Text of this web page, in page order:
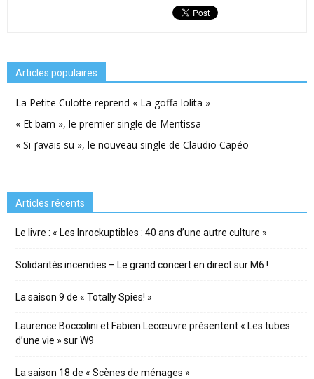
Articles populaires
La Petite Culotte reprend « La goffa lolita »
« Et bam », le premier single de Mentissa
« Si j’avais su », le nouveau single de Claudio Capéo
Articles récents
Le livre : « Les Inrockuptibles : 40 ans d’une autre culture »
Solidarités incendies – Le grand concert en direct sur M6 !
La saison 9 de « Totally Spies! »
Laurence Boccolini et Fabien Lecœuvre présentent « Les tubes
d’une vie » sur W9
La saison 18 de « Scènes de ménages »